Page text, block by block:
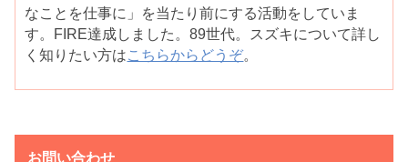
なことを仕事に」を当たり前にする活動をしていま
す。FIRE達成しました。89世代。スズキについて詳し
く知りたい方は こちらからどうぞ。
お問い合わせ